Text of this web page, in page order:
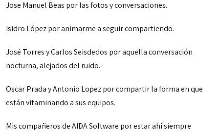
Jose Manuel Beas por las fotos y conversaciones.
Isidro López por animarme a seguir compartiendo.
José Torres y Carlos Seisdedos por aquella conversación
nocturna, alejados del ruido.
Oscar Prada y Antonio Lopez por compartir la forma en que
están vitaminando a sus equipos.
Mis compañeros de AIDA Software por estar ahí siempre